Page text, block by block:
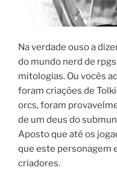
Na verdade ouso a
do mundo nerd de
mitologias. Ou vocês
foram criações de
orcs, foram
de um deus do
Aposto que até os
que este personagem
criadores.